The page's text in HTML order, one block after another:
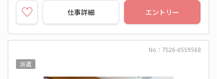
仕事詳細 エントリー
No：TS26-0559568
派遣